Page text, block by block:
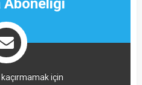
Aboneliği
için